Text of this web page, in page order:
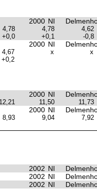
2000 NI
4,78 4,78
4,62
+0,0 +0,1 -0,8
2000 NI
4,67 x
x
+0,2
2000 NI
12,21 11,50 11,73
2000 NI
8,93 9,04 7,92
2002 NI
2002 NI
2002 NI